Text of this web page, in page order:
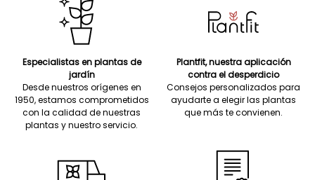
Especialistas en plantas de
jardín
Desde nuestros orígenes en
1950, estamos comprometidos
con la calidad de nuestras
plantas y nuestro servicio.
Plantfit, nuestra aplicación
contra el desperdicio
Consejos personalizados para
ayudarte a elegir las plantas
que más te convienen.